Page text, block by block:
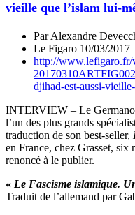
vieille que l’islam lui-
Par Alexandre
Le Figaro 10/03/2017
http://www.lefigaro.fr/
djihad-est-aussi-
INTERVIEW – Le
l’un des plus grands
traduction de son best-seller,
en France, chez Grasset, six
renoncé à le publier.
« Le Fascisme islamique.
Traduit de l’allemand par